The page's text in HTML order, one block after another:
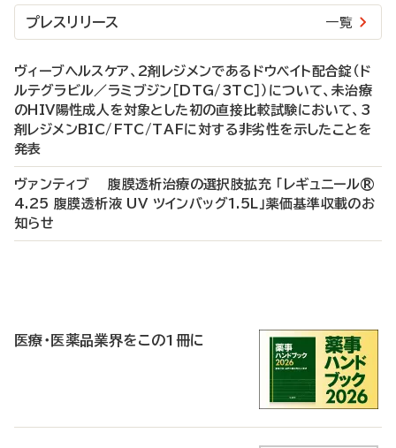
プレスリリース 一覧
ヴィーブヘルスケア、2剤レジメンであるドウベイト配合錠（ド
ルテグラビル／ラミブジン［DTG/3TC］）について、未治療
のHIV陽性成人を対象とした初の直接比較試験において、3
剤レジメンBIC/FTC/TAFに対する非劣性を示したことを
発表
ヴァンティブ 腹膜透析治療の選択肢拡充 「レギュニール®
4.25 腹膜透析液 UV ツインバッグ1.5L」薬価基準収載のお
知らせ
医療・医薬品業界をこの1冊に